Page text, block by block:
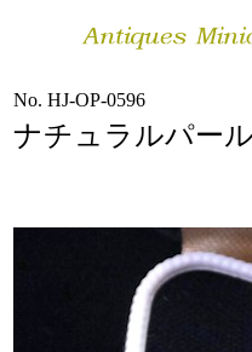
No. HJ-OP-0596
ナチュラルパー